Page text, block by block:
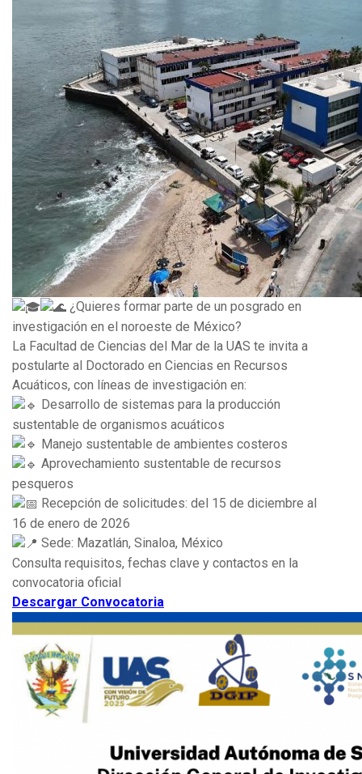
¿Quieres formar parte de un posgrado en
investigación en el noroeste de México?
La Facultad de Ciencias del Mar de la UAS te invita a
postularte al Doctorado en Ciencias en Recursos
Acuáticos, con líneas de investigación en:
Desarrollo de sistemas para la producción
sustentable de organismos acuáticos
Manejo sustentable de ambientes costeros
Aprovechamiento sustentable de recursos
pesqueros
Recepción de solicitudes: del 15 de diciembre al
16 de enero de 2026
Sede: Mazatlán, Sinaloa, México
Consulta requisitos, fechas clave y contactos en la
convocatoria oficial
Descargar Convocatoria